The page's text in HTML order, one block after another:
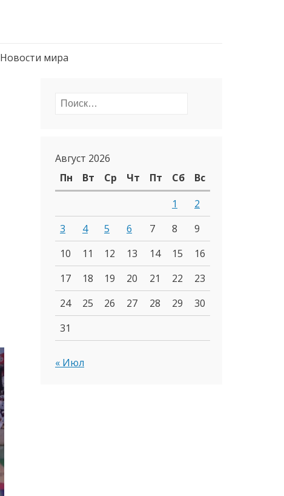
Новости мира
Найти:
Август 2026
Пн
Вт Ср Чт Пт Сб
Вс
1
2
3
4 5 6 7 8
9
10
11 12 13 14 15
16
17
18 19 20 21 22
23
24
25 26 27 28 29
30
31
« Июл